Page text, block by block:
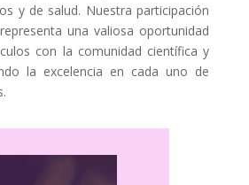
y de salud. Nuestra participación
una valiosa oportunidad
con la comunidad científica y
la excelencia en cada uno de